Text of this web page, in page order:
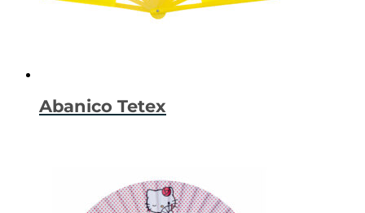
Abanico Tetex